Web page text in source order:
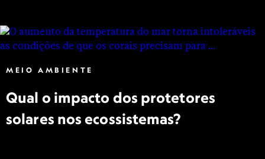
MEIO AMBIENTE
Qual o impacto dos protetores
solares nos ecossistemas?